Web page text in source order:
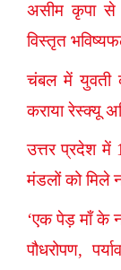
असीम कृपा से
विस्तृत
चंबल में युवती
कराया रेस्क्यू
उत्तर प्रदेश में
मंडलों को मिले
‘एक पेड़ माँ के
पौधरोपण,